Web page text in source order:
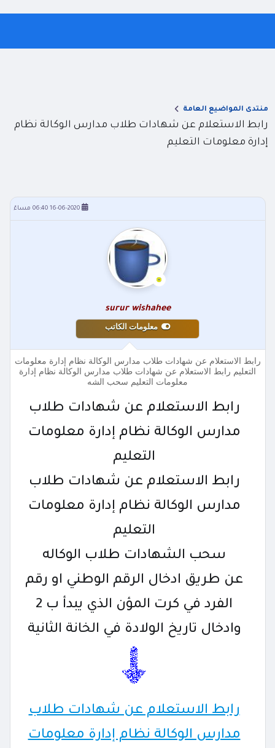
منتدى المواضيع العامة
رابط الاستعلام عن شهادات طلاب مدارس الوكالة نظام
إدارة معلومات التعليم
16-06-2020 06:40 مساءً
surur wishahee
معلومات الكاتب
رابط الاستعلام عن شهادات طلاب مدارس الوكالة نظام إدارة معلومات
التعليم رابط الاستعلام عن شهادات طلاب مدارس الوكالة نظام إدارة
معلومات التعليم سحب الشه
رابط الاستعلام عن شهادات طلاب
مدارس الوكالة نظام إدارة معلومات
التعليم
رابط الاستعلام عن شهادات طلاب
مدارس الوكالة نظام إدارة معلومات
التعليم
سحب الشهادات طلاب الوكاله
عن طريق ادخال الرقم الوطني او رقم
الفرد في كرت المؤن الذي يبدأ ب 2
وادخال تاريخ الولادة في الخانة الثانية
رابط الاستعلام عن شهادات طلاب
مدارس الوكالة نظام إدارة معلومات